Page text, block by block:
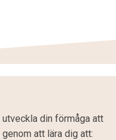
din förmåga att
att lära dig att: